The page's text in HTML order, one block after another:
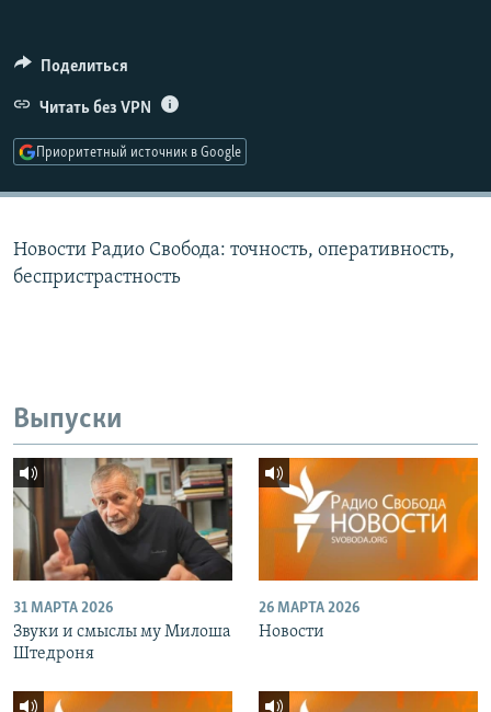
ПОДПИШИТЕСЬ НА РАССЫЛКУ
СОЦИАЛЬНЫЕ СЕТИ
Поделиться
Читать без VPN
Приоритетный источник в Google
Новости Радио Свобода: точность, оперативность,
беспристрастность
Выпуски
31 МАРТА 2026
Звуки и смыслы му Милоша
Штедроня
26 МАРТА 2026
Новости